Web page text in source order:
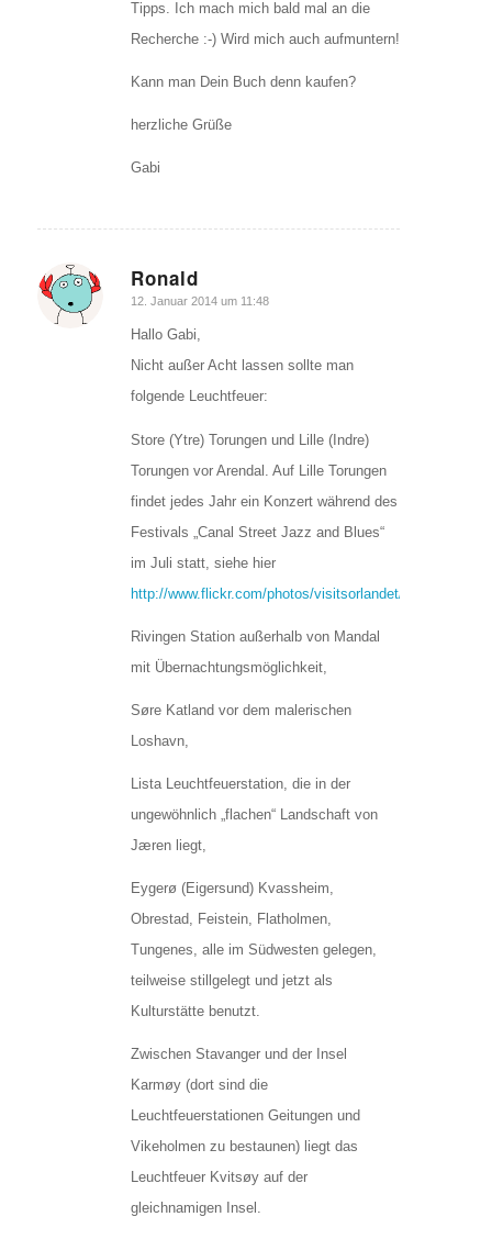
Tipps. Ich mach mich bald mal an die
Recherche :-) Wird mich auch aufmuntern!
Kann man Dein Buch denn kaufen?
herzliche Grüße
Gabi
Ronald
sagte:
12. Januar 2014 um 11:48
Hallo Gabi,
Nicht außer Acht lassen sollte man
folgende Leuchtfeuer:
Store (Ytre) Torungen und Lille (Indre)
Torungen vor Arendal. Auf Lille Torungen
findet jedes Jahr ein Konzert während des
Festivals „Canal Street Jazz and Blues“
im Juli statt, siehe hier
http://www.flickr.com/photos/visitsorlandet/2869451783/
Rivingen Station außerhalb von Mandal
mit Übernachtungsmöglichkeit,
Søre Katland vor dem malerischen
Loshavn,
Lista Leuchtfeuerstation, die in der
ungewöhnlich „flachen“ Landschaft von
Jæren liegt,
Eygerø (Eigersund) Kvassheim,
Obrestad, Feistein, Flatholmen,
Tungenes, alle im Südwesten gelegen,
teilweise stillgelegt und jetzt als
Kulturstätte benutzt.
Zwischen Stavanger und der Insel
Karmøy (dort sind die
Leuchtfeuerstationen Geitungen und
Vikeholmen zu bestaunen) liegt das
Leuchtfeuer Kvitsøy auf der
gleichnamigen Insel.